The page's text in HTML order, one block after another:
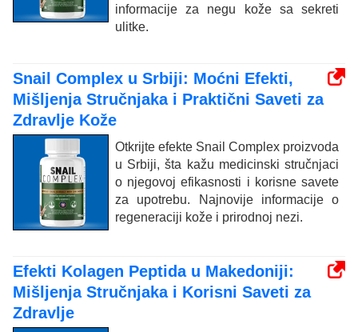
informacije za negu kože sa sekreti
ulitke.
Snail Complex u Srbiji: Moćni Efekti,
Mišljenja Stručnjaka i Praktični Saveti za
Zdravlje Kože
Otkrijte efekte Snail Complex proizvoda
u Srbiji, šta kažu medicinski stručnjaci
o njegovoj efikasnosti i korisne savete
za upotrebu. Najnovije informacije o
regeneraciji kože i prirodnoj nezi.
Efekti Kolagen Peptida u Makedoniji:
Mišljenja Stručnjaka i Korisni Saveti za
Zdravlje